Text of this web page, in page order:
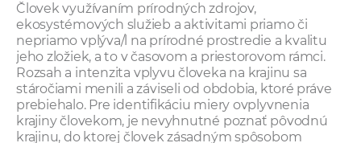
Človek využívaním prírodných zdrojov,
ekosystémových služieb a aktivitami priamo či
nepriamo vplýva/l na prírodné prostredie a kvalitu
jeho zložiek, a to v časovom a priestorovom rámci.
Rozsah a intenzita vplyvu človeka na krajinu sa
stáročiami menili a záviseli od obdobia, ktoré práve
prebiehalo. Pre identifikáciu miery ovplyvnenia
krajiny človekom, je nevyhnutné poznať pôvodnú
krajinu, do ktorej človek zásadným spôsobom